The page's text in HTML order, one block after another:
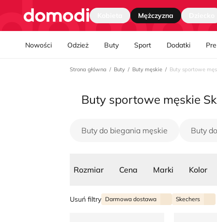
Nawgiacja kategorii
Strona główna Mężczyzna
Nowości Odzież Buty Sport Dodatki
Strona główna Buty Buty męskie Buty sportowe
Buty sportowe męskie
Buty do biegania męskie Buty
Rozmiar Cena Marki Kolor
Usuń filtry Darmowa dostawa Skechers